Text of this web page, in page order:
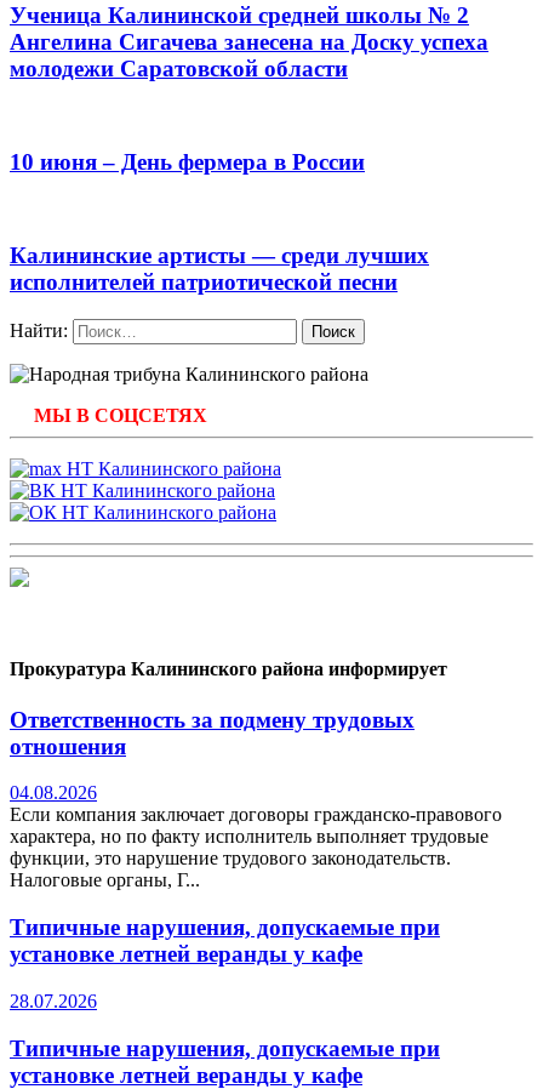
Ученица Калининской средней школы № 2
Ангелина Сигачева занесена на Доску успеха
молодежи Саратовской области
10 июня – День фермера в России
Калининские артисты — среди лучших
исполнителей патриотической песни
Найти:
МЫ В СОЦСЕТЯХ
Прокуратура Калининского района информирует
Ответственность за подмену трудовых
отношения
04.08.2026
Если компания заключает договоры гражданско-правового
характера, но по факту исполнитель выполняет трудовые
функции, это нарушение трудового законодательств.
Налоговые органы, Г...
Типичные нарушения, допускаемые при
установке летней веранды у кафе
28.07.2026
Типичные нарушения, допускаемые при
установке летней веранды у кафе